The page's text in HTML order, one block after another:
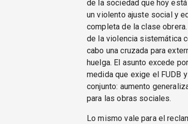
de la sociedad que hoy
un violento ajuste social y
completa de la clase
de la violencia sistemática
cabo una cruzada para
huelga. El asunto excede
medida que exige el FUDB
conjunto: aumento
para las obras sociales.
Lo mismo vale para el